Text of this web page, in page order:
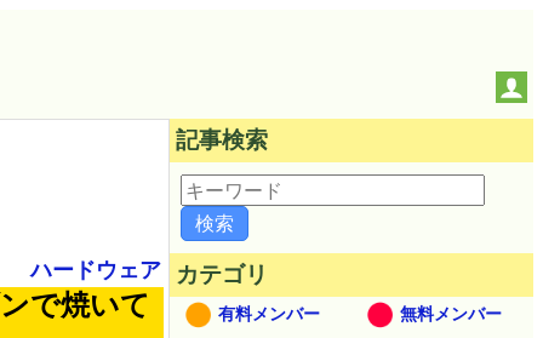
ハードウェア
で焼いて
記事検索
カテゴリ
有料メンバー
無料メンバー